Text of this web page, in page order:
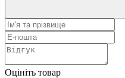
Оцініть товар